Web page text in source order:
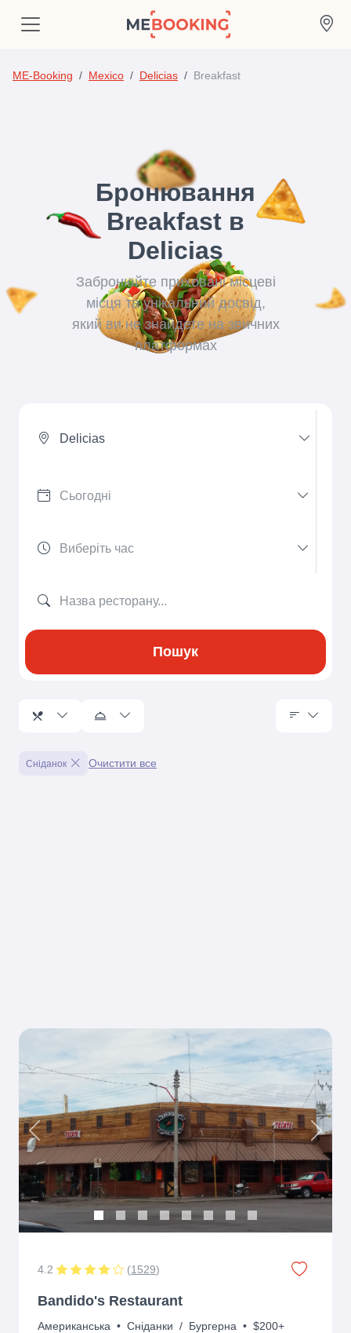
ME-Booking Mexico Delicias Breakfast
Бронювання
Breakfast в
Delicias
Забронюйте приховані місцеві
місця та унікальний досвід,
який ви не знайдете на звичних
платформах
Delicias
Пошук
Сніданок Очистити все
Previous Next
4.2 (1529)
Bandido's Restaurant
Американська • Сніданки / Бургерна • $200+